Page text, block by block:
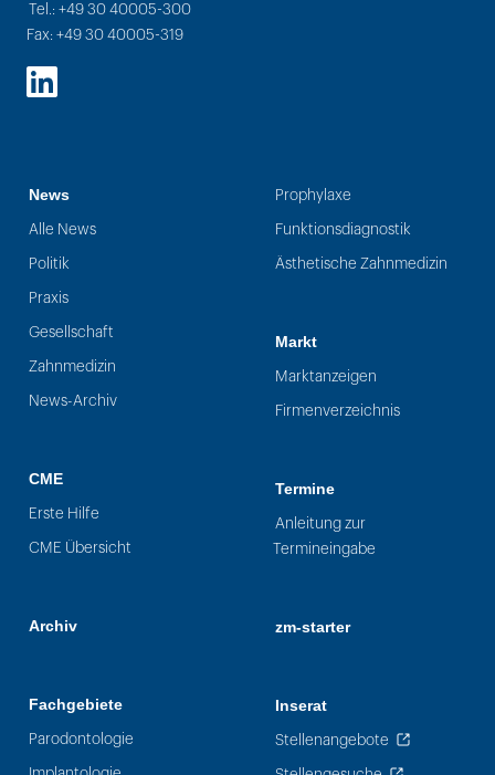
Tel.: +49 30 40005-300
Fax: +49 30 40005-319
LinkedIn
News
Alle News
Politik
Praxis
Gesellschaft
Zahnmedizin
News-Archiv
CME
Erste Hilfe
CME Übersicht
Archiv
Fachgebiete
Parodontologie
Prophylaxe
Funktionsdiagnostik
Ästhetische Zahnmedizin
Markt
Marktanzeigen
Firmenverzeichnis
Termine
Anleitung zur
Termineingabe
zm-starter
Inserat
Stellenangebote